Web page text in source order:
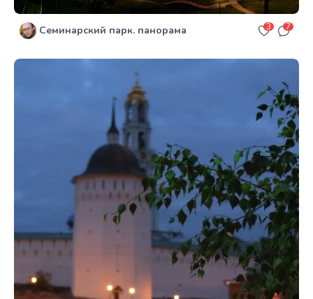
Семинарский парк. панорама 3 7